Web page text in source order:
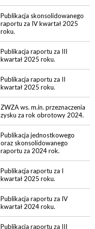
Publikacja skonsolidowanego
raportu za IV kwartał 2025
roku.
Publikacja raportu za III
kwartał 2025 roku.
Publikacja raportu za II
kwartał 2025 roku.
ZWZA ws. m.in. przeznaczenia
zysku za rok obrotowy 2024.
Publikacja jednostkowego
oraz skonsolidowanego
raportu za 2024 rok.
Publikacja raportu za I
kwartał 2025 roku.
Publikacja raportu za IV
kwartał 2024 roku.
Publikacja raportu za III